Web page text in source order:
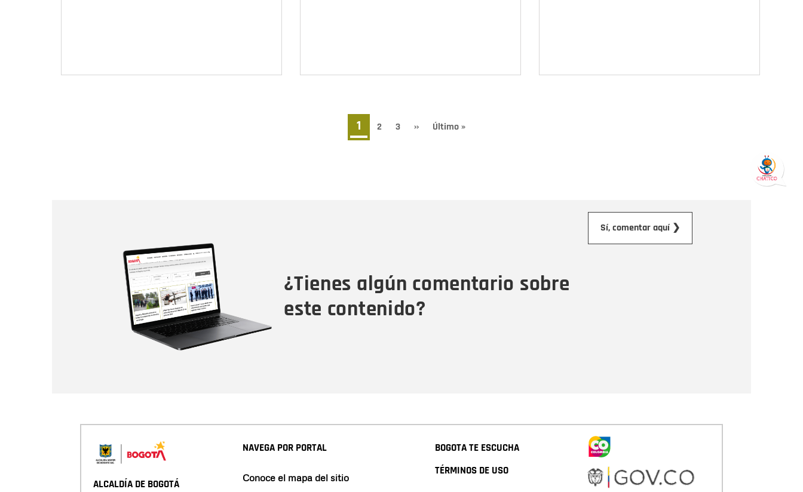
Página
actual
1 Page
2 Page
3
Siguiente
››
Última
Último »
¿Tienes algún comentario sobre
este contenido?
Sí, comentar aquí ❯
ALCALDÍA DE BOGOTÁ
NAVEGA POR PORTAL
Conoce el mapa del sitio
BOGOTA TE ESCUCHA
TÉRMINOS DE USO